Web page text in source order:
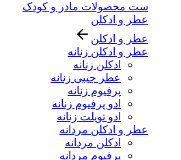
ست محصولات مادر و کودک
عطر و ادکلن
عطر و ادکلن
عطر و ادکلن زنانه
ادکلن زنانه
عطر جیبی زنانه
پرفیوم زنانه
ادو پرفیوم زنانه
ادو تویلت زنانه
عطر و ادکلن مردانه
ادکلن مردانه
پرفیوم مردانه